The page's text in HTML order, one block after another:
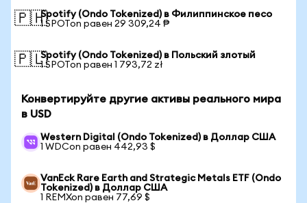
🇵🇭Spotify (Ondo Tokenized) в Филиппинское песо
1 SPOTon равен 29 309,24 ₱
🇵🇱Spotify (Ondo Tokenized) в Польский злотый
1 SPOTon равен 1 793,72 zł
Конвертируйте другие активы реального мира
в USD
Western Digital (Ondo Tokenized) в Доллар США
1 WDCon равен 442,93 $
VanEck Rare Earth and Strategic Metals ETF (Ondo
Tokenized) в Доллар США
1 REMXon равен 77,69 $